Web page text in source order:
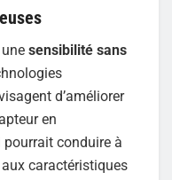
sensibilité sans
d’améliorer
en
conduire à
caractéristiques